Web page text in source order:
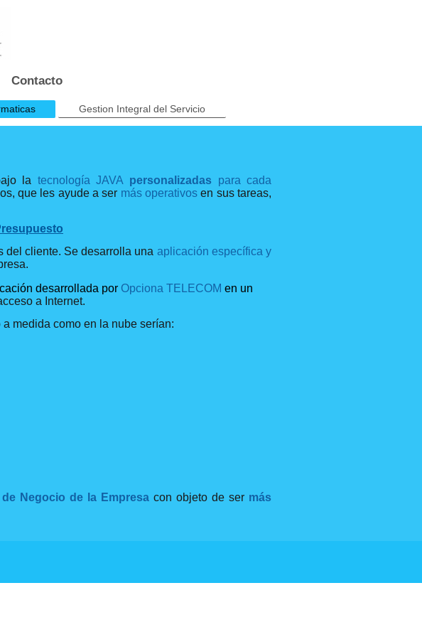
Contacto
Gestion Integral del Servicio
la tecnología JAVA personalizadas para cada
que les ayude a ser más operativosen sus tareas,
cliente. Se desarrolla una aplicación específica y
desarrollada por Opciona TELECOM en un
a Internet.
a medida como en la nube serían:
Negocio de la Empresa con objeto de ser más